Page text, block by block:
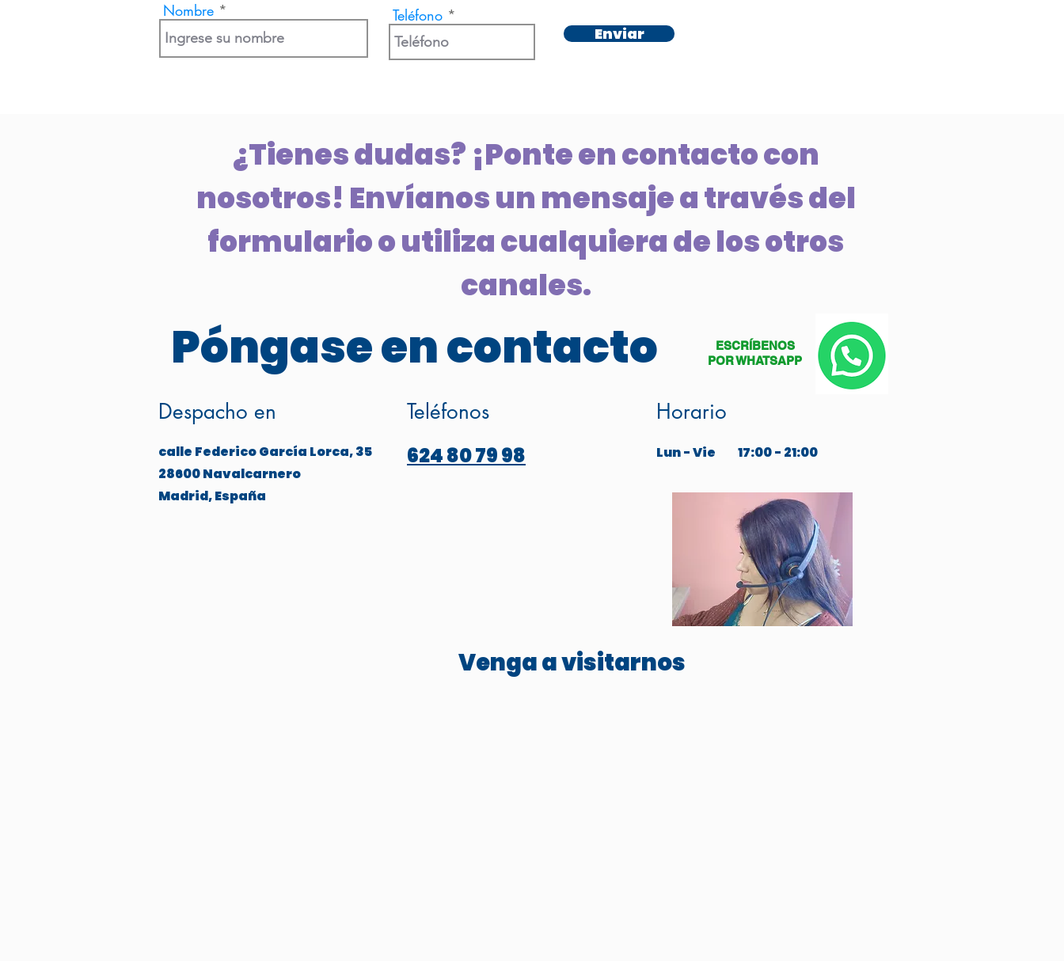
Nombre Teléfono
Enviar
¿Tienes dudas? ¡Ponte en contacto con
nosotros! Envíanos un mensaje a través del
formulario o utiliza cualquiera de los otros
canales.
Póngase en contacto
Despacho en
calle Federico García Lorca, 35
28600 Navalcarnero
Madrid, España
Teléfonos
624 80 79 98
Horario
Lun - Vie 17:00 - 21:00
ESCRÍBENOS
POR WHATSAPP
Venga a visitarnos